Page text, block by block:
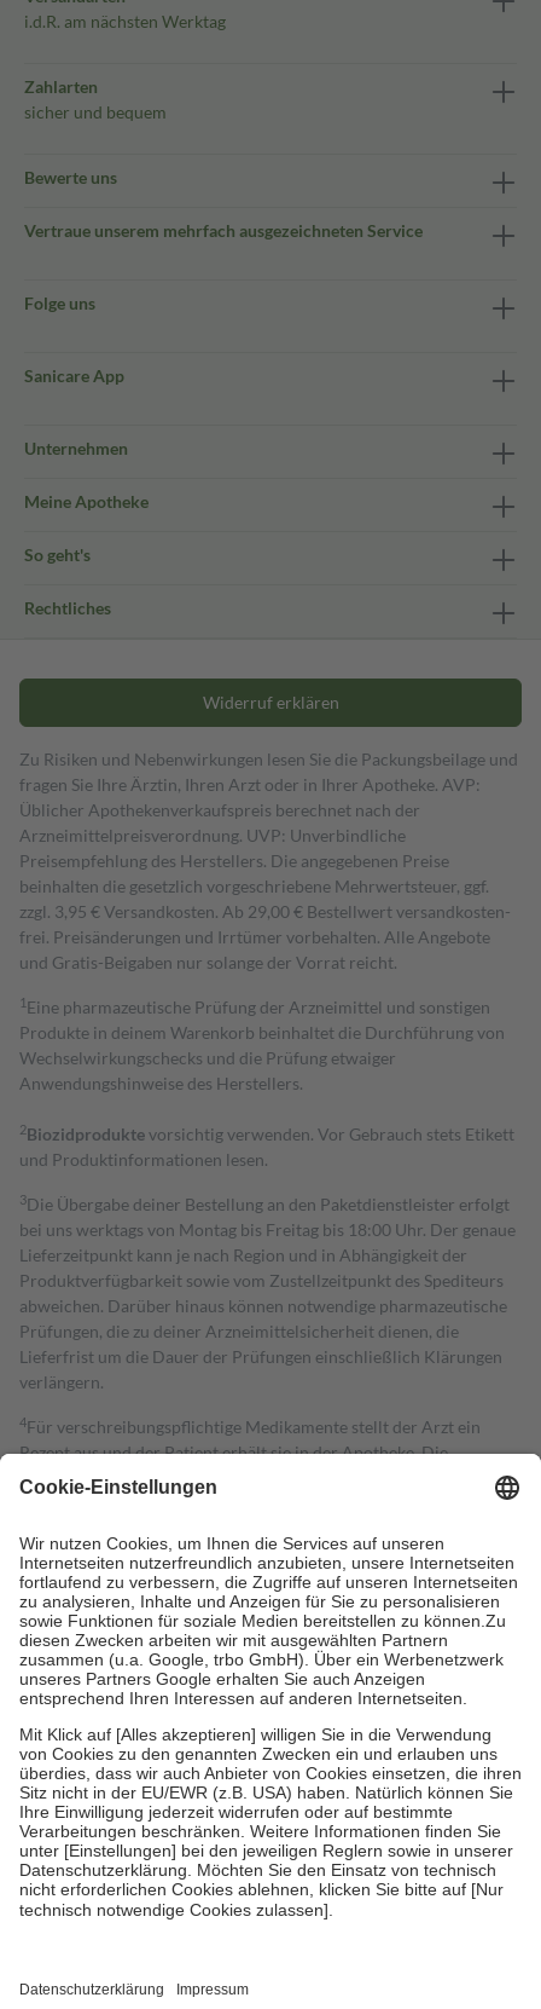
i.d.R. am nächsten Werktag
Zahlarten
sicher und bequem
Bewerte uns
Vertraue unserem mehrfach ausgezeichneten Service
Folge uns
Sanicare App
Unternehmen
Meine Apotheke
So geht's
Rechtliches
Widerruf erklären
Zu Risiken und Nebenwirkungen lesen Sie die Packungsbeilage und
fragen Sie Ihre Ärztin, Ihren Arzt oder in Ihrer Apotheke. AVP:
Üblicher Apothekenverkaufspreis berechnet nach der
Arzneimittelpreisverordnung. UVP: Unverbindliche
Preisempfehlung des Herstellers. Die angegebenen Preise
beinhalten die gesetzlich vorgeschriebene Mehrwertsteuer, ggf.
zzgl. 3,95 € Versandkosten. Ab 29,00 € Bestell­wert versand­kosten­
frei. Preisänderungen und Irrtümer vorbehalten. Alle Angebote
und Gratis-Beigaben nur solange der Vorrat reicht.
1 Eine pharmazeutische Prüfung der Arzneimittel und sonstigen
Produkte in deinem Warenkorb beinhaltet die Durchführung von
Wechselwirkungschecks und die Prüfung etwaiger
Anwendungshinweise des Herstellers.
2Biozidproduktevorsichtig verwenden. Vor Gebrauch stets Etikett
und Produktinformationen lesen.
3Die Übergabe deiner Bestellung an den Paketdienstleister erfolgt
bei uns werktags von Montag bis Freitag bis 18:00 Uhr. Der genaue
Lieferzeitpunkt kann je nach Region und in Abhängigkeit der
Produktverfügbarkeit sowie vom Zustellzeitpunkt des Spediteurs
abweichen. Darüber hinaus können notwendige pharmazeutische
Prüfungen, die zu deiner Arzneimittelsicherheit dienen, die
Lieferfrist um die Dauer der Prüfungen einschließlich Klärungen
verlängern.
4Für verschreibungspflichtige Medikamente stellt der Arzt ein
Rezept aus und der Patient erhält sie in der Apotheke. Die
gesetzliche Krankenversicherung übernimmt in der Regel die
Kosten dafür, der Versicherte trägt einen Teil davon als Zuzahlung
Grundsätzlich leisten Mitglieder Zuzahlungen in Höhe von zehn
Prozent des Abgabepreises,mindestens jedochfünf Euround
höchstens zehn Euro.Es sind jedoch nie mehr als die tatsächlichen
Kosten der Leistung zu entrichten.
Diese Regeln gelten grundsätzlich auch für Online-Apotheken.
Bei Heilmitteln und häuslicher Krankenpflege beträgt die
Zuzahlung zehn Prozent der Kosten sowie zehn Euro je
Verordnung.
Um das Engagement der Versicherten für ihre eigene Gesundheit zu
stärken und die besondere Stellung der Familie zu unterstützen,
fallenkeine Zuzahlungenan bei:
• Kindern und Jugendlichen bis zum vollendeten 18. Lebensjahr
mit Ausnahme der Fahrkosten
• Untersuchungen zur Vorsorge und Früherkennung, die von der
GKV getragen werden